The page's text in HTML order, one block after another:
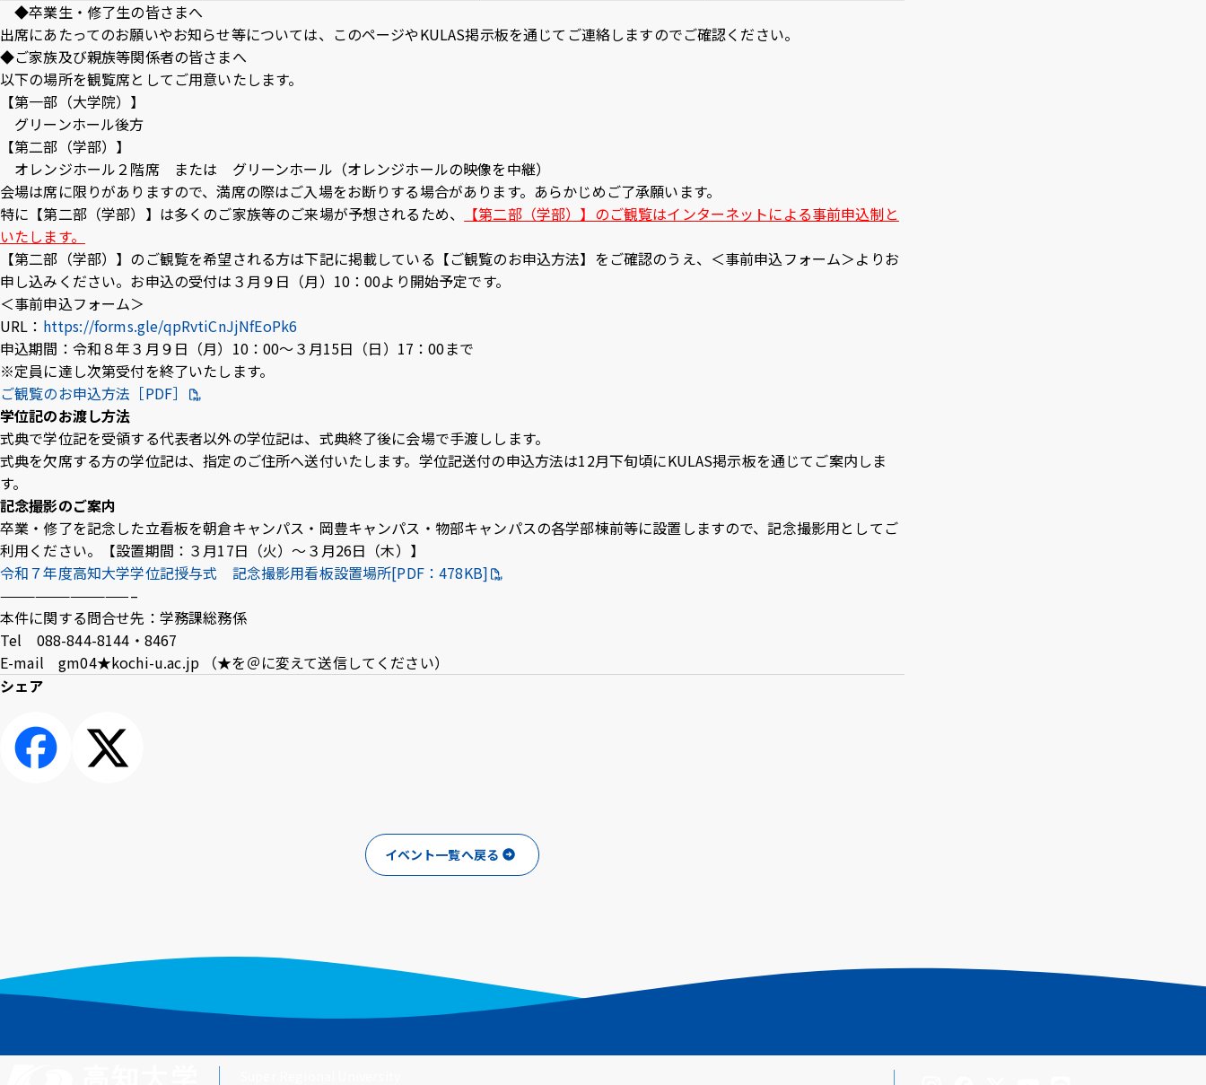
◆卒業生・修了生の皆さまへ
出席にあたってのお願いやお知らせ等については、このページやKULAS掲示板を通じてご連絡しますのでご確認ください。
◆ご家族及び親族等関係者の皆さまへ
以下の場所を観覧席としてご用意いたします。
【第一部（大学院）】
グリーンホール後方
【第二部（学部）】
オレンジホール２階席 または グリーンホール（オレンジホールの映像を中継）
会場は席に限りがありますので、満席の際はご入場をお断りする場合があります。あらかじめご了承願います。
特に【第二部（学部）】は多くのご家族等のご来場が予想されるため、
【第二部（学部）】のご観覧はインターネットによる事前申込制と
いたします。
【第二部（学部）】のご観覧を希望される方は下記に掲載している【ご観覧のお申込方法】をご確認のうえ、＜事前申込フォーム＞よりお
申し込みください。お申込の受付は３月９日（月）10：00より開始予定です。
＜事前申込フォーム＞
URL： https://forms.gle/qpRvtiCnJjNfEoPk6
申込期間：令和８年３月９日（月）10：00～３月15日（日）17：00まで
※定員に達し次第受付を終了いたします。
ご観覧のお申込方法［PDF］
学位記のお渡し方法
式典で学位記を受領する代表者以外の学位記は、式典終了後に会場で手渡しします。
式典を欠席する方の学位記は、指定のご住所へ送付いたします。学位記送付の申込方法は12月下旬頃にKULAS掲示板を通じてご案内しま
す。
記念撮影のご案内
卒業・修了を記念した立看板を朝倉キャンパス・岡豊キャンパス・物部キャンパスの各学部棟前等に設置しますので、記念撮影用としてご
利用ください。【設置期間：３月17日（火）～３月26日（木）】
令和７年度高知大学学位記授与式 記念撮影用看板設置場所[PDF：478KB]
———————————–
本件に関する問合せ先：学務課総務係
Tel 088-844-8144・8467
E-mail gm04★kochi-u.ac.jp （★を＠に変えて送信してください）
シェア
イベント一覧へ戻る